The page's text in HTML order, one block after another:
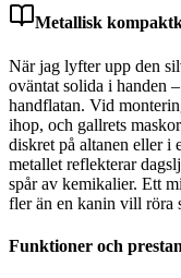
Metallisk
När jag lyfter upp den
oväntat solida i handen
handflatan. Vid
ihop, och gallrets
diskret på altanen eller i
metallet reflekterar
spår av kemikalier. Ett
fler än en kanin vill röra
Funktioner och